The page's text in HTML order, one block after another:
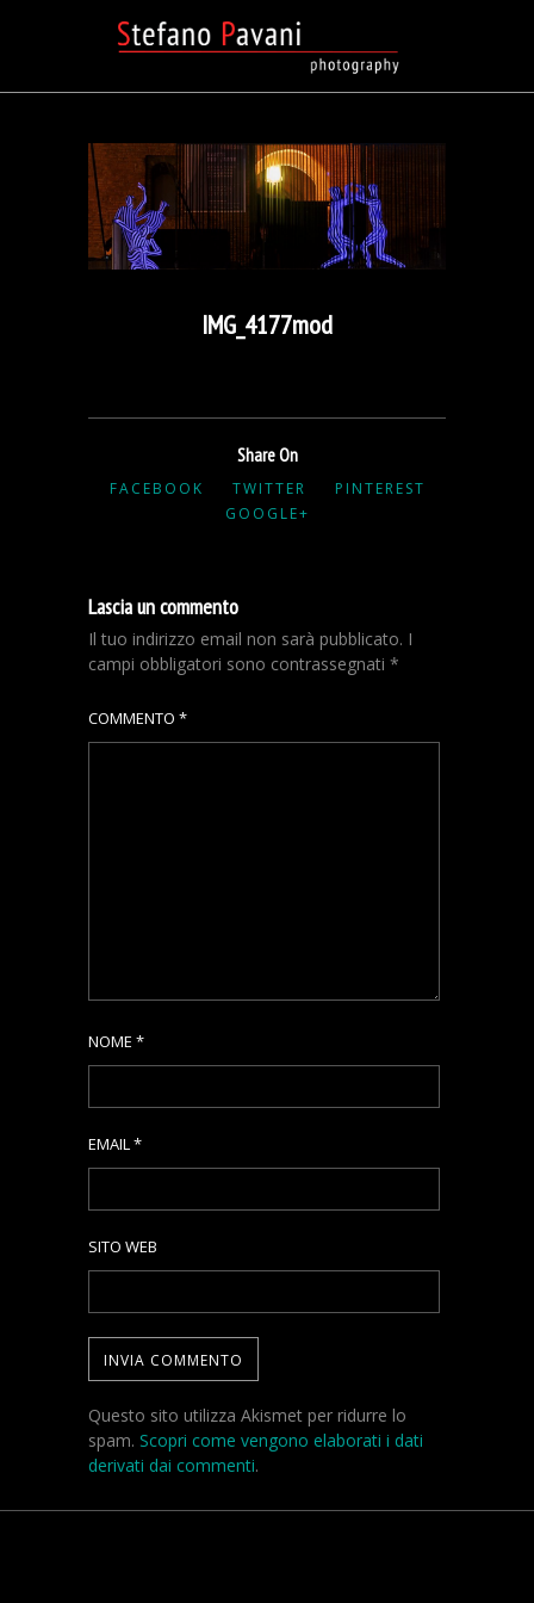
IMG_4177mod
Share On
FACEBOOK TWITTER
PINTEREST
GOOGLE+
Lascia un commento
Il tuo indirizzo email non sarà pubblicato. I
campi obbligatori sono contrassegnati *
COMMENTO *
NOME *
EMAIL*
SITO WEB
Questo sito utilizza Akismet per ridurre lo
spam. Scopri come vengono elaborati i dati
derivati dai commenti.